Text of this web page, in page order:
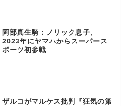
阿部真生騎：ノリック息子、
2023年にヤマハからスーパース
ポーツ初参戦
ザルコがマルケス批判『狂気の第